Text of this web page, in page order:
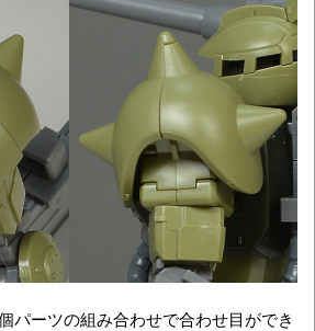
パーツの組み合わせで合わせ目ができ